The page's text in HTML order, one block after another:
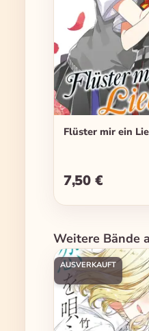
Flüster mir ein
Regulärer Preis:
7,50 €
Produktgalerie
Weitere Bände
AUSVERKAUFT